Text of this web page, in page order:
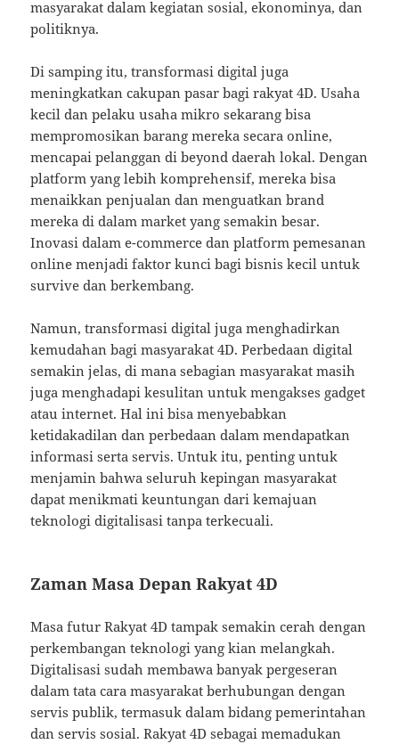
masyarakat dalam kegiatan sosial, ekonominya, dan
politiknya.
Di samping itu, transformasi digital juga
meningkatkan cakupan pasar bagi rakyat 4D. Usaha
kecil dan pelaku usaha mikro sekarang bisa
mempromosikan barang mereka secara online,
mencapai pelanggan di beyond daerah lokal. Dengan
platform yang lebih komprehensif, mereka bisa
menaikkan penjualan dan menguatkan brand
mereka di dalam market yang semakin besar.
Inovasi dalam e-commerce dan platform pemesanan
online menjadi faktor kunci bagi bisnis kecil untuk
survive dan berkembang.
Namun, transformasi digital juga menghadirkan
kemudahan bagi masyarakat 4D. Perbedaan digital
semakin jelas, di mana sebagian masyarakat masih
juga menghadapi kesulitan untuk mengakses gadget
atau internet. Hal ini bisa menyebabkan
ketidakadilan dan perbedaan dalam mendapatkan
informasi serta servis. Untuk itu, penting untuk
menjamin bahwa seluruh kepingan masyarakat
dapat menikmati keuntungan dari kemajuan
teknologi digitalisasi tanpa terkecuali.
Zaman Masa Depan Rakyat 4D
Masa futur Rakyat 4D tampak semakin cerah dengan
perkembangan teknologi yang kian melangkah.
Digitalisasi sudah membawa banyak pergeseran
dalam tata cara masyarakat berhubungan dengan
servis publik, termasuk dalam bidang pemerintahan
dan servis sosial. Rakyat 4D sebagai memadukan